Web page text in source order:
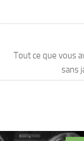
Tout ce que vous
sans